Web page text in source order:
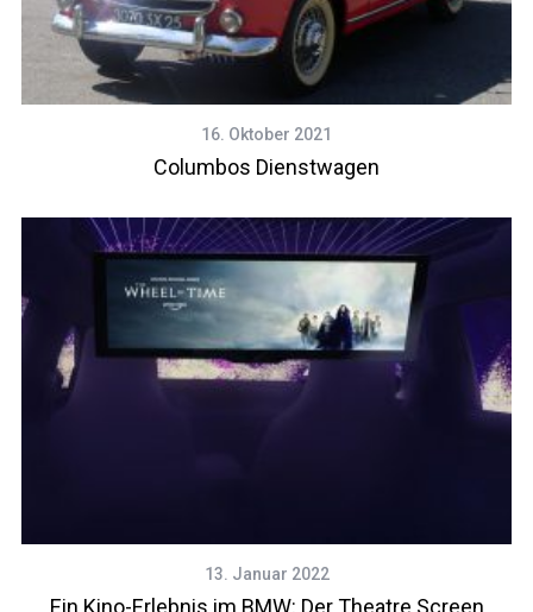
16. Oktober 2021
Columbos Dienstwagen
13. Januar 2022
Ein Kino-Erlebnis im BMW: Der Theatre Screen